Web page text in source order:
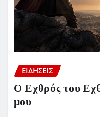
ΕΙΔΗΣΕΙΣ
Ο Εχθρός του
μου